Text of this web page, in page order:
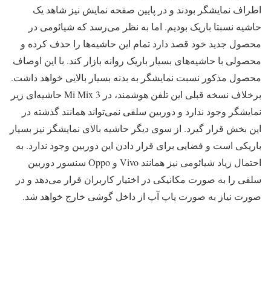
اطراف نمایشگر بودند و در پایین صفحه نمایش نیز شاهد یک
حاشیه نسبتا باریک بودیم. اما به نظر می‌رسد که شیائومی در
محصول جدید خود قصد دارد تمام این حاشیه‌ها را حذف کرده و
محصولی با حاشیه‌های بسیار باریک روانه بازار کند. با این اوصاف
محصول مذکور نسبت نمایشگر به بدنه بسیار بالایی خواهد داشت.
برخلاف نسخه قبلی این تلفن هوشمند، در Mi Mix 3 حاشیه‌ای زیر
نمایشگر وجود ندارد و دوربین سلفی نمی‌تواند همانند گذشته در
این بخش قرار گیرد. از سوی دیگر حاشیه بالای نمایشگر نیز بسیار
باریکی است و فضایی برای قرار دادن این دوربین وجود ندارد. به
احتمال زیاد شیائومی نیز همانند Vivo و Oppo سنسور دوربین
سلفی را به صورت مکانیکی در اختیار کاربران قرار می‌دهد و در
صورت نیاز به صورت پاپ آپ از داخل گوشی خارج خواهد شد.